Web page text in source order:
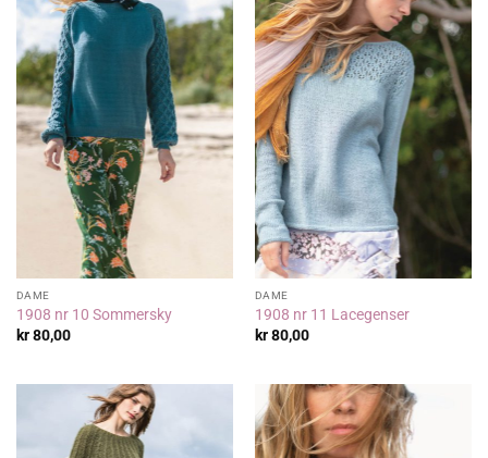
DAME
1908 nr 10 Sommersky
kr80,00
DAME
1908 nr 11 Lacegenser
kr80,00